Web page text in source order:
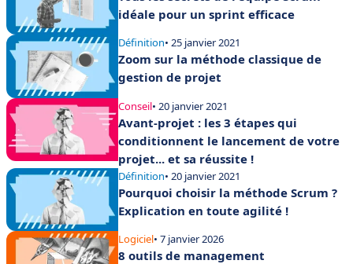
idéale pour un sprint efficace
Définition• 25 janvier 2021
Zoom sur la méthode classique de
gestion de projet
Conseil• 20 janvier 2021
Avant-projet : les 3 étapes qui
conditionnent le lancement de votre
projet... et sa réussite !
Définition• 20 janvier 2021
Pourquoi choisir la méthode Scrum ?
Explication en toute agilité !
Logiciel• 7 janvier 2026
8 outils de management